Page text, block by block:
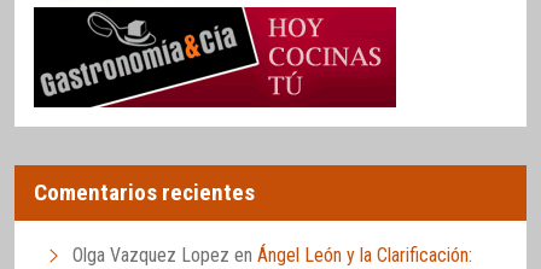
Comentarios recientes
Olga Vazquez Lopez en Ángel León y la Clarificación: